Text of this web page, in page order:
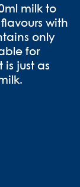
milk to
with
only
for
is just as